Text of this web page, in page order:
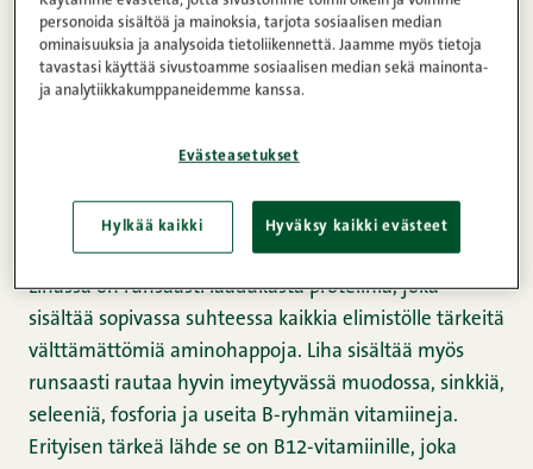
tulkita?
terveellistä ruokavaliota
Ensiksi: Liha on erinomaista ravintoa.
Lihassa on runsaasti laadukasta proteiinia, joka
sisältää sopivassa suhteessa kaikkia elimistölle tärkeitä
välttämättömiä aminohappoja. Liha sisältää myös
runsaasti rautaa hyvin imeytyvässä muodossa, sinkkiä,
seleeniä, fosforia ja useita B-ryhmän vitamiineja.
Erityisen tärkeä lähde se on B12-vitamiinille, joka
personoida sisältöä ja mainoksia, tarjota sosiaalisen median
ominaisuuksia ja analysoida tietoliikennettä. Jaamme myös tietoja
tavastasi käyttää sivustoamme sosiaalisen median sekä mainonta-
ja analytiikkakumppaneidemme kanssa.
Evästeasetukset
Hylkää kaikki Hyväksy kaikki evästeet